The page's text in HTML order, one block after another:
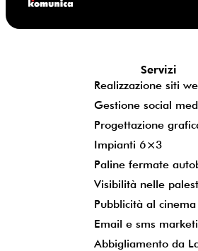
Servizi
Realizzazione siti
Gestione social
Progettazione
Impianti 6×3
Paline fermate
Visibilità nelle
Pubblicità al cinema
Email e sms
Abbigliamento da